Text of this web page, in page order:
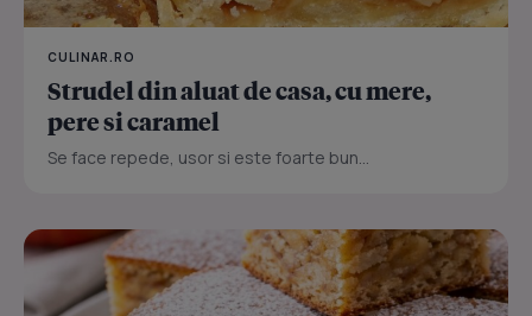
CULINAR.RO
Strudel din aluat de casa, cu mere,
pere si caramel
Se face repede, usor si este foarte bun...